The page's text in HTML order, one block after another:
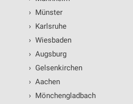
› Münster
› Karlsruhe
› Wiesbaden
› Augsburg
› Gelsenkirchen
› Aachen
› Mönchengladbach